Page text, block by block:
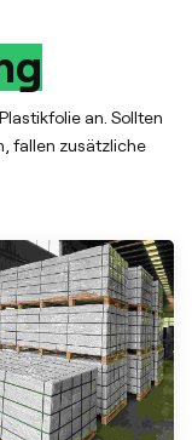
an. Sollten
fallen zusätzliche